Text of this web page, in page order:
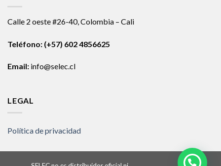
Calle 2 oeste #26-40, Colombia – Cali
Teléfono: (+57) 602 4856625
Email: info@selec.cl
LEGAL
Política de privacidad